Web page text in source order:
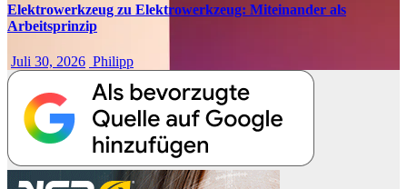
Elektrowerkzeug zu Elektrowerkzeug: Miteinander als
Arbeitsprinzip
Juli 30, 2026 Philipp